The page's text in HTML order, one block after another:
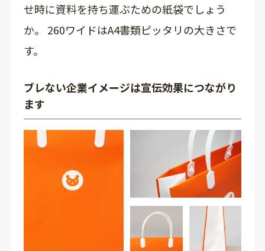
せ時に資料を持ち運ぶための紙袋でしょう
か。 260ワイドはA4書類ピッタリの大きさで
す。
ブレない企業イメージは宣伝効果につながり
ます